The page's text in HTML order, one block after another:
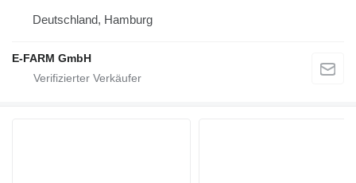
Deutschland, Hamburg
E-FARM GmbH